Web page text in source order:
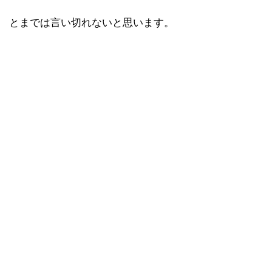
とまでは言い切れないと思います。